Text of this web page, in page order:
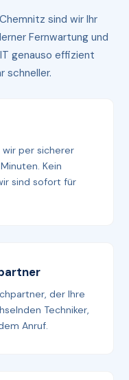
sind wir Ihr
Fernwartung und
genauso effizient
schneller.
per sicherer
Kein
sind sofort für
der Ihre
Techniker,
Anruf.